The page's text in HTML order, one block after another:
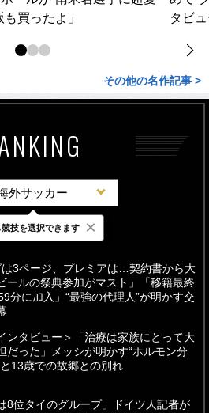
買ったよ」
タビ
その他の名作記事 >
外サッカー
24時間 週間
3ページ、プレミアは…契約書から大
ールの祭典参加がマスト」「移籍最終
分に加入」“最強の代理人”が明かす交
ンタビュー＞「治療は家族にとって大
だった」メッシが明かす“ホルモン分
13歳での故郷との別れ
8位タイのグループ」ドイツ人記者が
競技を選択できます ×